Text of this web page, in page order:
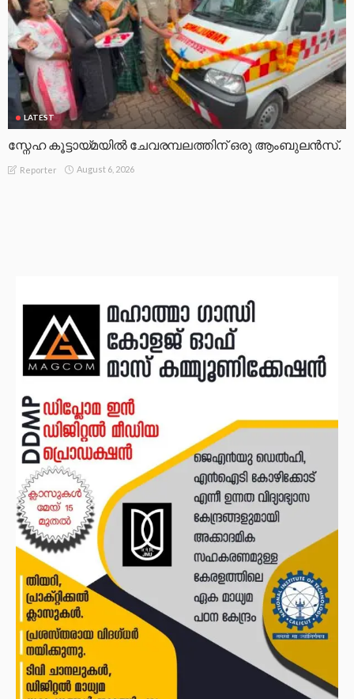
LATEST
സ്നേഹ കൂട്ടായ്മയിൽ ചേവരമ്പലത്തിന് ഒരു ആംബുലൻസ്.
Reporter August 6, 2026